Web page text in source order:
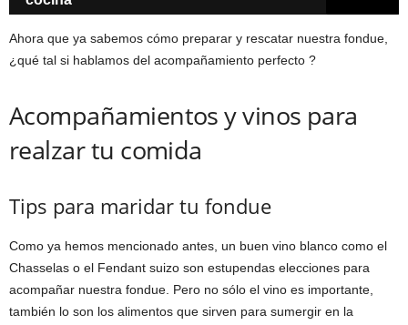
Ahora que ya sabemos cómo preparar y rescatar nuestra fondue,
¿qué tal si hablamos del acompañamiento perfecto ?
Acompañamientos y vinos para
realzar tu comida
Tips para maridar tu fondue
Como ya hemos mencionado antes, un buen vino blanco como el
Chasselas o el Fendant suizo son estupendas elecciones para
acompañar nuestra fondue. Pero no sólo el vino es importante,
también lo son los alimentos que sirven para sumergir en la